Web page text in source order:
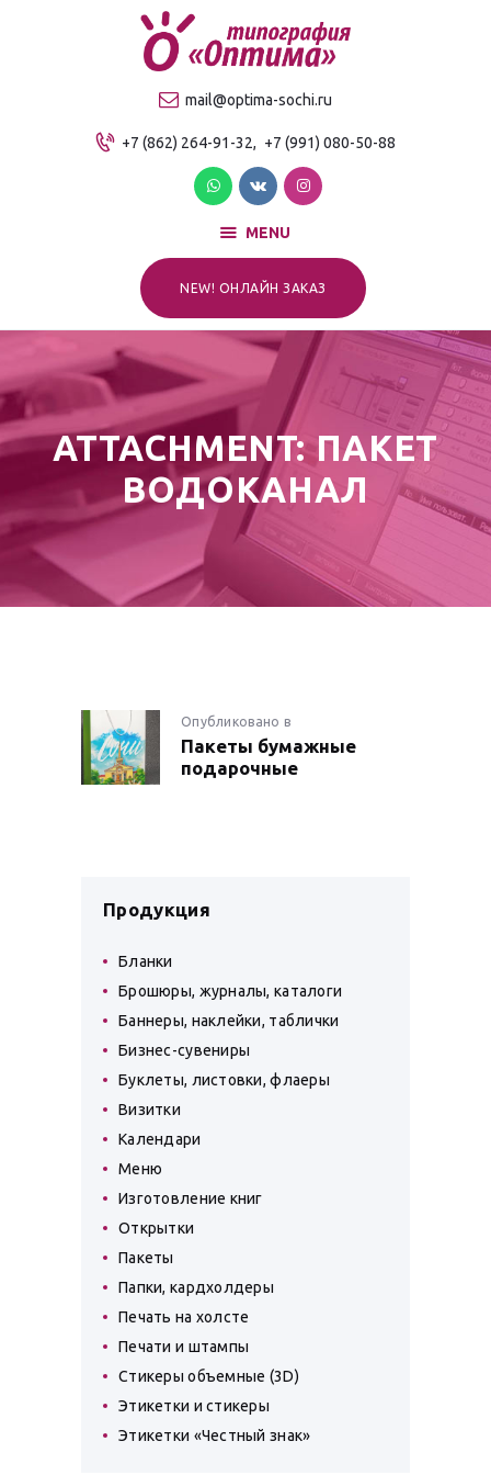
mail@optima-sochi.ru
+7 (862) 264-91-32, +7 (991) 080-50-88
MENU
NEW! ОНЛАЙН ЗАКАЗ
ATTACHMENT: ПАКЕТ
ВОДОКАНАЛ
Качественная типография в Сочи
О компании
Продукция
Услуги
Прайс-лист
Для клиентов
НАВИГАЦИЯ
ПО
Опубликовано вПредыдущая
запись:
Пакеты бумажные
подарочные
Продукция
Бланки
Брошюры, журналы, каталоги
Баннеры, наклейки, таблички
Бизнес-сувениры
Буклеты, листовки, флаеры
Визитки
Календари
Меню
Изготовление книг
Открытки
Пакеты
Папки, кардхолдеры
Печать на холсте
Печати и штампы
Стикеры объемные (3D)
Этикетки и стикеры
Этикетки «Честный знак»